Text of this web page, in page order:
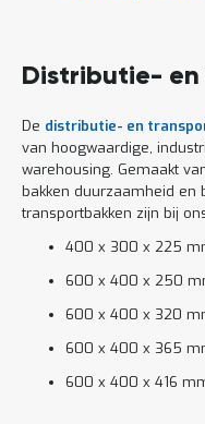
Distributie-
De distributie- en
van hoogwaardige,
warehousing. Gemaakt
bakken duurzaamheid en
transportbakken zijn bij
400 x 300 x 225
600 x 400 x 250
600 x 400 x 320
600 x 400 x 365
600 x 400 x 416